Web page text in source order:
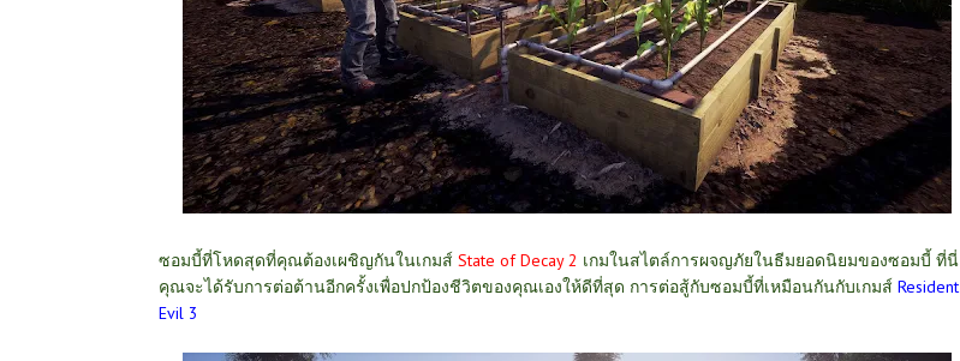
ซอมบี้ที่โหดสุดที่คุณต้องเผชิญกันในเกมส์ State of Decay 2 เกมในสไตล์การผจญภัยในธีมยอดนิยมของซอมบี้ ที่นี่
คุณจะได้รับการต่อต้านอีกครั้งเพื่อปกป้องชีวิตของคุณเองให้ดีที่สุด การต่อสู้กับซอมบี้ที่เหมือนกันกับเกมส์ Resident
Evil 3